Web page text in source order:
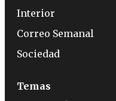
Interior
Correo Semanal
Sociedad
Temas